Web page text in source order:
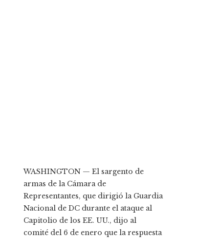
WASHINGTON — El sargento de
armas de la Cámara de
Representantes, que dirigió la Guardia
Nacional de DC durante el ataque al
Capitolio de los EE. UU., dijo al
comité del 6 de enero que la respuesta